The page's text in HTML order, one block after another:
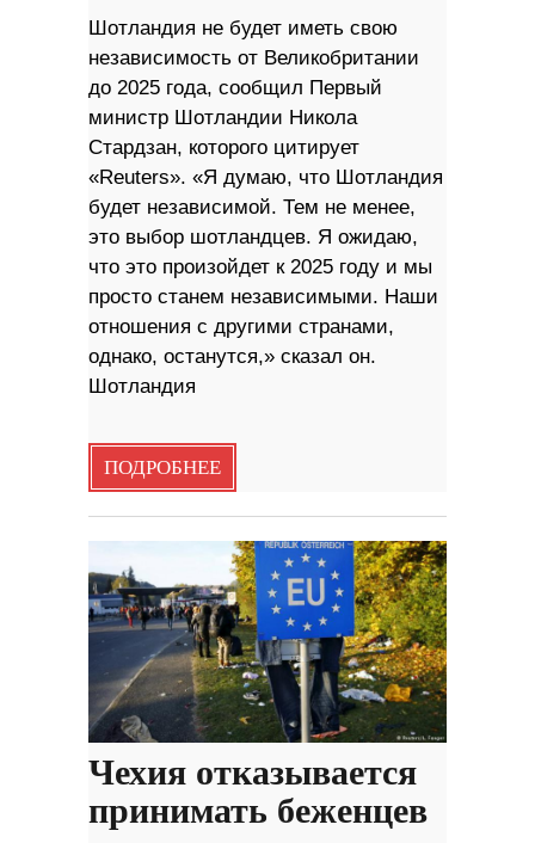
Шотландия не будет иметь свою
независимость от Великобритании
до 2025 года, сообщил Первый
министр Шотландии Никола
Стардзан, которого цитирует
«Reuters». «Я думаю, что Шотландия
будет независимой. Тем не менее,
это выбор шотландцев. Я ожидаю,
что это произойдет к 2025 году и мы
просто станем независимыми. Наши
отношения с другими странами,
однако, останутся,» сказал он.
Шотландия
ПОДРОБНЕЕ
Чехия отказывается
принимать беженцев